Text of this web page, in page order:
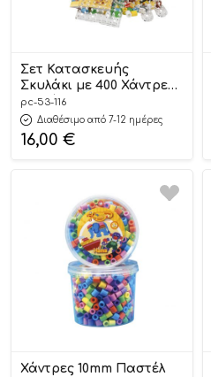
Σετ Κατασκευής
Σκυλάκι με 400 Χάντρες
σε Βάζο 10mm 53.116 3+ –
Hama
pc-53-116
Διαθέσιμο από 7-12 ημέρες
16,00 €
Χάντρες 10mm Παστέλ